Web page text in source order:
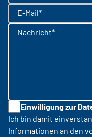
E-Mail*
Nachricht*
Einwilligung zur
Ich bin damit
Informationen an den